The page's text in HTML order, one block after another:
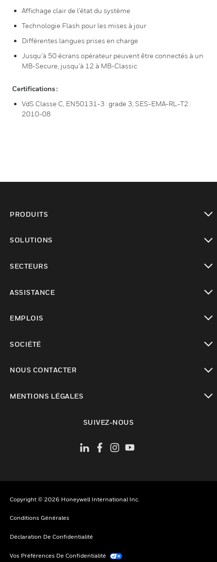
Affichage clair de l’état du système
Technologie Flash pour les mises à jour
Différentes langues prises en charge
Jusqu’à 50 écrans opérateur peuvent être connectés à un
MB-Secure, jusqu’à 12 à MB-Classic
Certifications :
VdS Classe C, EN50131-3 : grade 3, SES-EMA-RL-T2 :
2010-08
PRODUITS
SOLUTIONS
SECTEURS
ASSISTANCE
EMPLOIS
SOCIÉTÉ
NOUS CONTACTER
MENTIONS LÉGALES
SUIVEZ-NOUS
Copyright © 2026 Honeywell International Inc.
Conditions Générales
Déclaration De Confidentialité
Vos Préférences De Confidentialité